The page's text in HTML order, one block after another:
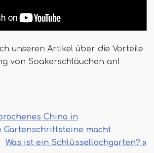
unseren Artikel über die Vorteile
von Soakerschläuchen an!
China in
Gartenschrittsteine ​​macht
Was ist ein Schlüssellochgarten? »